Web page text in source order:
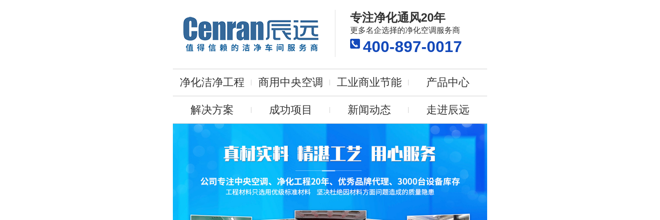
专注净化通风20年
更多名企选择的净化空调服务商
400-897-0017
净化洁净工程 商用中央空调 工业商业节能 产品中心
解决方案 成功项目 新闻动态 走进辰远